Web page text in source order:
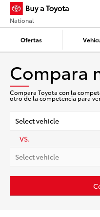
Ofertas
National
Compara
Compara Toyota con la
otro de la competencia para
Select vehicle
VS.
Select vehicle